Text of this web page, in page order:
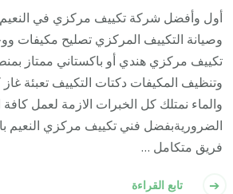
أول وأفضل شركة تكييف مركزي في النعيم
وصيانة التكييف المركزي تصليح مكيفات
تكييف مركزي هندي أو باكستاني ممتاز
وتنظيف المكيفات دكتات التكييف تعبئة
والماء نمتلك كل الخبرات الازمة لعمل
الضروريةبفضل فني تكييف مركزي النعيم
فريق متكامل …
تابع القراءة